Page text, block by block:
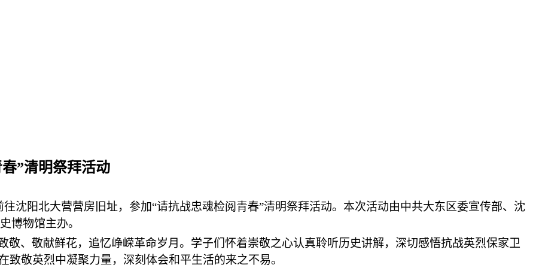
”清明祭拜活动
沈阳北大营营房旧址，参加“请抗战忠魂检阅青春”清明祭拜活动。本次活动由中共大东区委宣传部、沈
博物馆主办。
敬、敬献鲜花，追忆峥嵘革命岁月。学子们怀着崇敬之心认真聆听历史讲解，深切感悟抗战英烈保家卫
敬英烈中凝聚力量，深刻体会和平生活的来之不易。